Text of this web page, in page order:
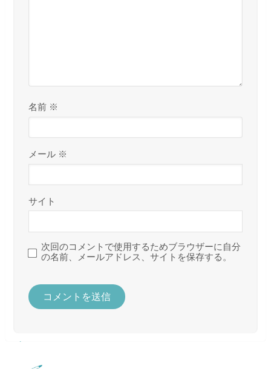
名前 ※
メール ※
サイト
次回のコメントで使用するためブラウザーに自分
の名前、メールアドレス、サイトを保存する。